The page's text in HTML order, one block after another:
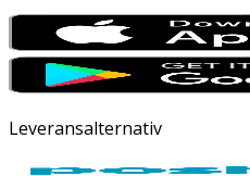
Leveransalternativ